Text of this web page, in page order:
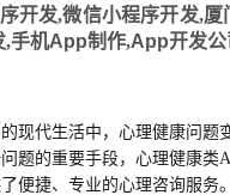
开发,微信小程序开发,厦
,手机App制作,App开发公
现代生活中，心理健康问题
题的重要手段，心理健康类
便捷、专业的心理咨询服务